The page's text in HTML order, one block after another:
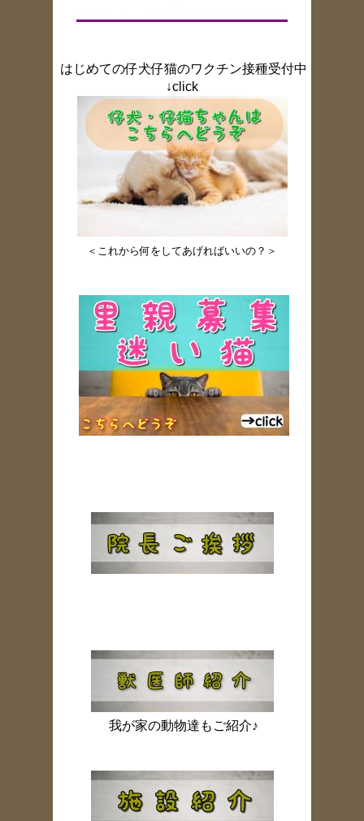
はじめての仔犬仔猫のワクチン接種受付中
↓click
＜これから何をしてあげればいいの？＞
我が家の動物達もご紹介♪